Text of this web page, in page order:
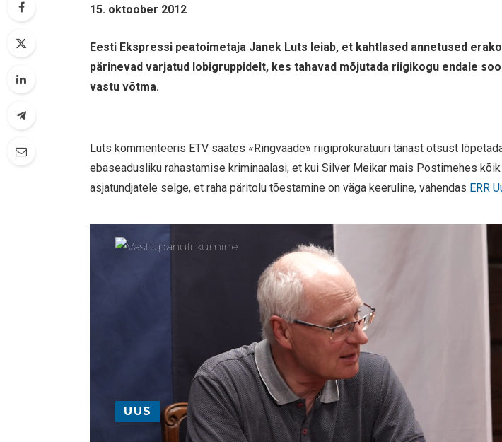
15. oktoober 2012
Eesti Ekspressi peatoimetaja Janek Luts leiab, et kahtlased annetused
pärinevad varjatud lobigruppidelt, kes tahavad mõjutada riigikogu endale
vastu võtma.
Luts kommenteeris ETV saates «Ringvaade» riigiprokuratuuri tänast otsust
ebaseadusliku rahastamise kriminaalasi, et kui Silver Meikar mais Postimehes
asjatundjatele selge, et raha päritolu tõestamine on väga keeruline, vahendas ERR
UUS